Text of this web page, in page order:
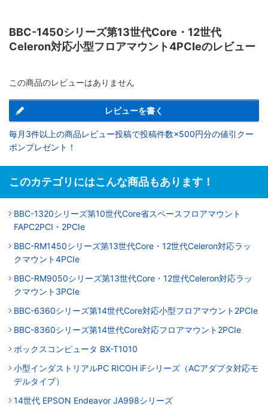
BBC-1450シリーズ第13世代Core・12世代
Celeron対応小型フロアマウント4PCIeのレビュー
この商品のレビューはありません
レビューを書く
毎月3件以上の商品レビュー投稿で投稿件数×500円分の値引クー
ポンプレゼント！
このカテゴリにはこんな商品もあります！
BBC-1320シリーズ第10世代Core省スペースフロアマウント
FAPC2PCI・2PCIe
BBC-RM1450シリーズ第13世代Core・12世代Celeron対応ラッ
クマウント4PCIe
BBC-RM9050シリーズ第13世代Core・12世代Celeron対応ラッ
クマウント3PCIe
BBC-6360シリーズ第14世代Core対応小型フロアマウント2PCIe
BBC-8360シリーズ第14世代Core対応フロアマウント2PCIe
ボックスコンピュータ BX-T1010
小型インダストリアルPC RICOH iFシリーズ（ACアダプタ対応モ
デルタイプ）
14世代 EPSON Endeavor JA998シリーズ